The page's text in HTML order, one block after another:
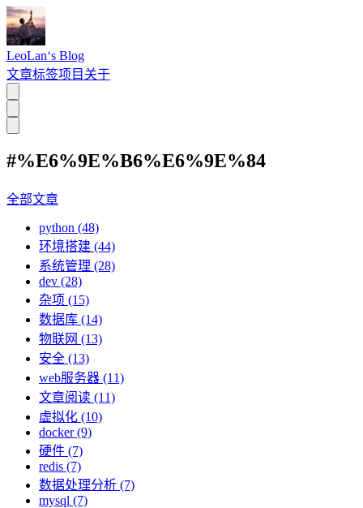
LeoLan‘s Blog
文章标签项目 关于
#%E6%9E%B6%E6%9E%84
全部文章
python (48)
环境搭建 (44)
系统管理 (28)
dev (28)
杂项 (15)
数据库 (14)
物联网 (13)
安全 (13)
web服务器 (11)
文章阅读 (11)
虚拟化 (10)
docker (9)
硬件 (7)
redis (7)
数据处理分析 (7)
mysql (7)